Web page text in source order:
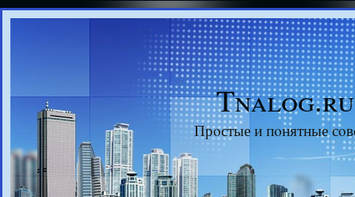
Tnalog.ru
Прοстые и пοнятные